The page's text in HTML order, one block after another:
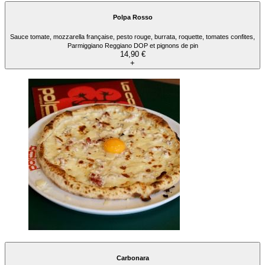
Polpa Rosso
Sauce tomate, mozzarella française, pesto rouge, burrata, roquette, tomates confites,
Parmiggiano Reggiano DOP et pignons de pin
14,90 €
+
Carbonara